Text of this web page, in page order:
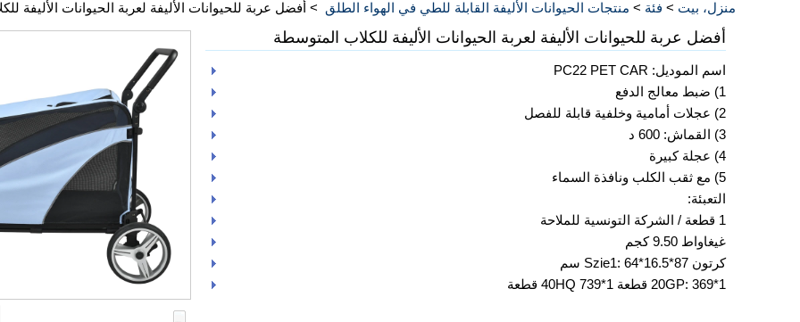
منزل، بيت > فئة > منتجات الحيوانات الأليفة القابلة للطي في الهواء الطلق > أفضل عربة للحيوانات الأليفة لعربة الحيوانات الأليفة
أفضل عربة للحيوانات الأليفة لعربة الحيوانات الأليفة للكلاب المتوسطة
اسم الموديل: PC22 PET CAR
1) ضبط معالج الدفع
2) عجلات أمامية وخلفية قابلة للفصل
3) القماش: 600 د
4) عجلة كبيرة
5) مع ثقب الكلب ونافذة السماء
التعبئة:
1 قطعة / الشركة التونسية للملاحة
غيغاواط 9.50 كجم
كرتون Szie1: 64*16.5*87 سم
1*20GP: 369 قطعة 1*40HQ 739 قطعة